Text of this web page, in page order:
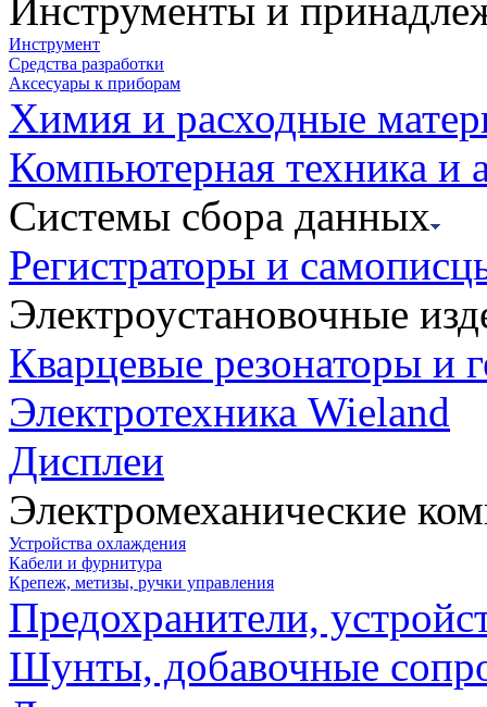
Инструменты и
Инструмент
Средства разработки
Аксесуары к приборам
Химия и расходные
Компьютерная техника и
Системы сбора данных
Регистраторы и
Электроустановочные
Кварцевые резонаторы и
Электротехника Wieland
Дисплеи
Электромеханические
Устройства охлаждения
Кабели и фурнитура
Крепеж, метизы, ручки управления
Предохранители,
Шунты, добавочные